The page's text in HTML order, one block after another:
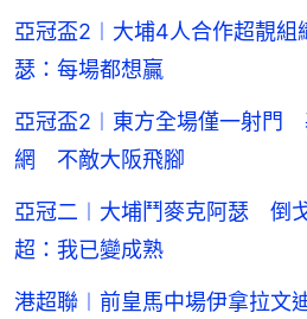
亞冠盃2︱大埔4人合作超靚
瑟：每場都想贏
亞冠盃2︱東方全場僅一射門
網 不敵大阪飛腳
亞冠二︱大埔鬥麥克阿瑟 倒
超：我已變成熟
港超聯︱前皇馬中場伊拿拉